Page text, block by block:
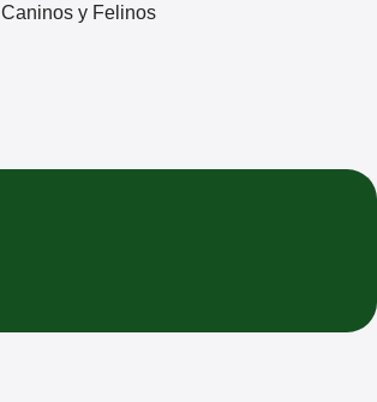
Caninos y Felinos